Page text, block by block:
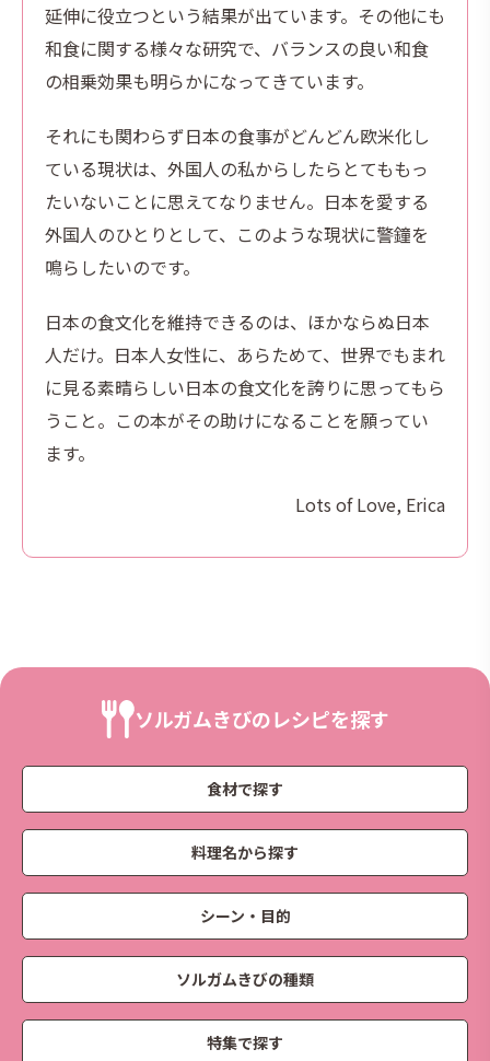
延伸に役立つという結果が出ています。その他にも
和食に関する様々な研究で、バランスの良い和食
の相乗効果も明らかになってきています。
それにも関わらず日本の食事がどんどん欧米化し
ている現状は、外国人の私からしたらとてももっ
たいないことに思えてなりません。日本を愛する
外国人のひとりとして、このような現状に警鐘を
鳴らしたいのです。
日本の食文化を維持できるのは、ほかならぬ日本
人だけ。日本人女性に、あらためて、世界でもまれ
に見る素晴らしい日本の食文化を誇りに思ってもら
うこと。この本がその助けになることを願ってい
ます。
Lots of Love, Erica
ソルガムきびのレシピを探す
食材で探す
料理名から探す
シーン・目的
ソルガムきびの種類
特集で探す